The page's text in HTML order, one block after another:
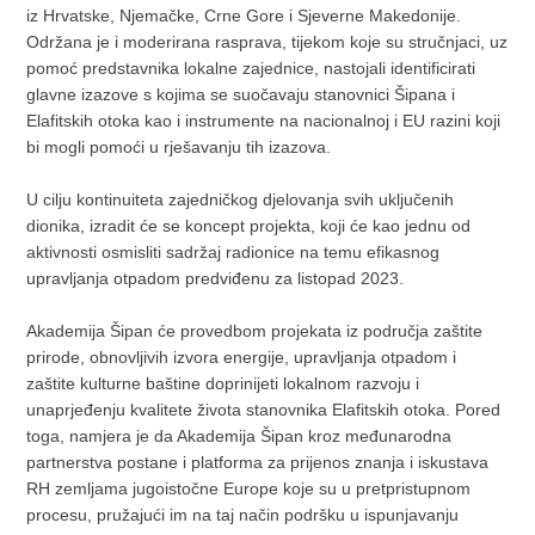
iz Hrvatske, Njemačke, Crne Gore i Sjeverne Makedonije.
Održana je i moderirana rasprava, tijekom koje su stručnjaci, uz
pomoć predstavnika lokalne zajednice, nastojali identificirati
glavne izazove s kojima se suočavaju stanovnici Šipana i
Elafitskih otoka kao i instrumente na nacionalnoj i EU razini koji
bi mogli pomoći u rješavanju tih izazova.
U cilju kontinuiteta zajedničkog djelovanja svih uključenih
dionika, izradit će se koncept projekta, koji će kao jednu od
aktivnosti osmisliti sadržaj radionice na temu efikasnog
upravljanja otpadom predviđenu za listopad 2023.
Akademija Šipan će provedbom projekata iz područja zaštite
prirode, obnovljivih izvora energije, upravljanja otpadom i
zaštite kulturne baštine doprinijeti lokalnom razvoju i
unaprjeđenju kvalitete života stanovnika Elafitskih otoka. Pored
toga, namjera je da Akademija Šipan kroz međunarodna
partnerstva postane i platforma za prijenos znanja i iskustava
RH zemljama jugoistočne Europe koje su u pretpristupnom
procesu, pružajući im na taj način podršku u ispunjavanju